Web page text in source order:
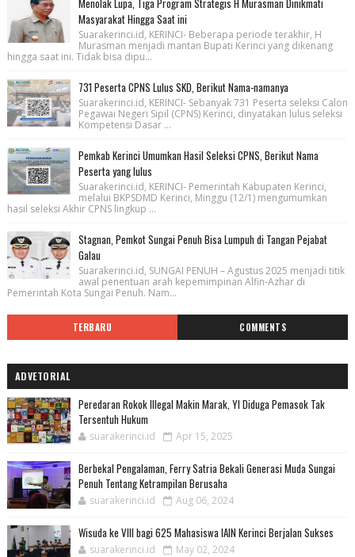
Masyarakat Hingga Saat ini
Suarakerinci.id, KERINCI- Beberapa periode terakhir, H
Murasman menjadi mantan Bupati Kerinci yang dikenang
hingga saat ini. Tidak bisa dipu...
731 Peserta CPNS Lulus SKD, Berikut Nama-namanya
Suarakerinci.id, KERINCI- Sebanyak 731 Peserta seleksi Calon
Pegawai Negeri Sipil (CPNS) Kerinci, dinyatakan lulus seleksi
Kompetensi Dasar ...
Pemkab Kerinci Umumkan Hasil Seleksi CPNS, Berikut Nama
Peserta yang lulus
Suarakerinci.id, KERINCI- Pemerintah Kabupaten Kerinci,
melalui BKPSDMD Kerinci, Minggu (12/1) mengumumkan
hasil seleksi Akhir CPNS lingkup ...
Stagnan, Pemkot Sungai Penuh Bisa Lumpuh di Tangan Pejabat
Galau
Suarakerinci.id, SUNGAI PENUH – Agustus 2025 menjadi titik
awal penentuan arah kepemimpinan Alfin-Azhar di
Pemerintah Kota Sungai Penuh. Nam...
TERBARU COMMENTS
ADVETORIAL
Peredaran Rokok Illegal Makin Marak, YI Diduga Pemasok Tak
Tersentuh Hukum
suarakerinci.id Apr 15, 2025
Berbekal Pengalaman, Ferry Satria Bekali Generasi Muda Sungai
Penuh Tentang Ketrampilan Berusaha
suarakerinci.id Aug 06, 2024
Wisuda ke VIII bagi 625 Mahasiswa IAIN Kerinci Berjalan Sukses
suarakerinci.id May 02, 2024